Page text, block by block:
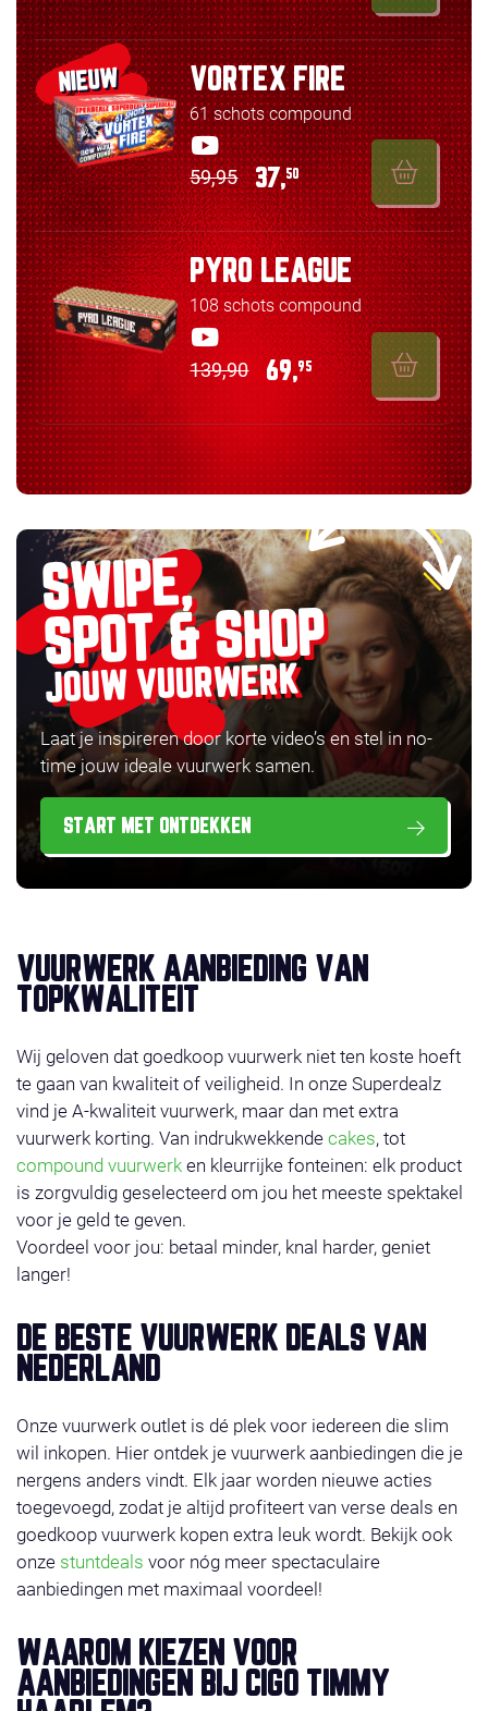
NIEUW VORTEX FIRE
61 schots compound
59,95 37,50
PYRO LEAGUE
108 schots compound
139,90 69,95
SWIPE,
SPOT & SHOP
JOUW VUURWERK
Laat je inspireren door korte video’s en stel in no-
time jouw ideale vuurwerk samen.
START MET ONTDEKKEN
VUURWERK AANBIEDING VAN
TOPKWALITEIT
Wij geloven dat goedkoop vuurwerk niet ten koste hoeft
te gaan van kwaliteit of veiligheid. In onze Superdealz
vind je A-kwaliteit vuurwerk, maar dan met extra
vuurwerk korting. Van indrukwekkende cakes, tot
compound vuurwerk en kleurrijke fonteinen: elk product
is zorgvuldig geselecteerd om jou het meeste spektakel
voor je geld te geven.
Voordeel voor jou: betaal minder, knal harder, geniet
langer!
DE BESTE VUURWERK DEALS VAN
NEDERLAND
Onze vuurwerk outlet is dé plek voor iedereen die slim
wil inkopen. Hier ontdek je vuurwerk aanbiedingen die je
nergens anders vindt. Elk jaar worden nieuwe acties
toegevoegd, zodat je altijd profiteert van verse deals en
goedkoop vuurwerk kopen extra leuk wordt. Bekijk ook
onze stuntdeals voor nóg meer spectaculaire
aanbiedingen met maximaal voordeel!
WAAROM KIEZEN VOOR
AANBIEDINGEN BIJ CIGO TIMMY